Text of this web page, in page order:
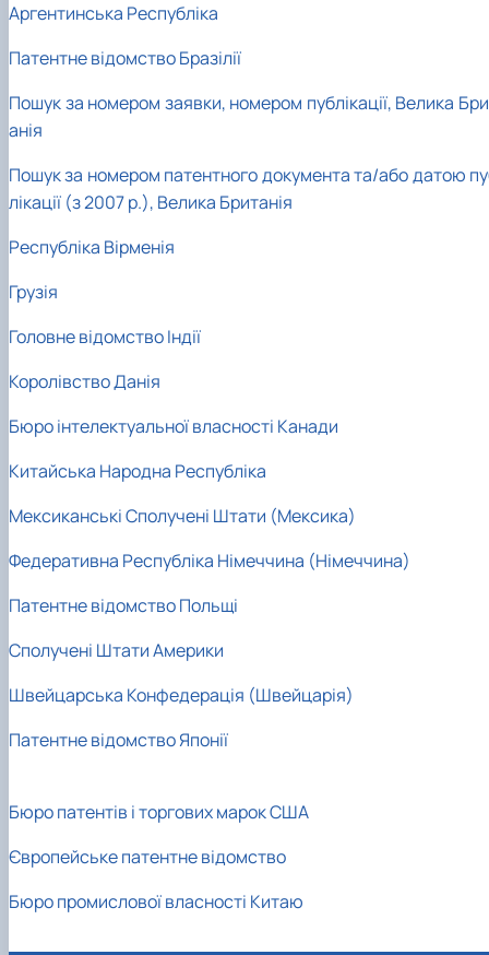
Аргентинська Республіка
Патентне відомство Бразілії
Пошук за номером заявки, номером публікації, Велика
анія
Пошук за номером патентного документа та/або датою
лікації (з 2007 р.), Велика Британія
Республіка Вірменія
Грузія
Головне відомство Індії
Королівство Данія
Бюро інтелектуальної власності Канади
Китайська Народна Республіка
Мексиканські Сполучені Штати (Мексика)
Федеративна Республіка Німеччина (Німеччина)
Патентне відомство Польщі
Сполучені Штати Америки
Швейцарська Конфедерація (Швейцарія)
Патентне відомство Японії
Бюро патентів і торгових марок США
Європейське патентне відомство
Бюро промислової власності Китаю